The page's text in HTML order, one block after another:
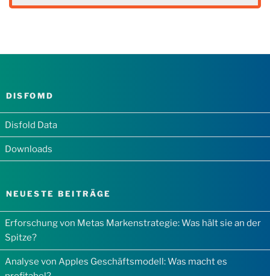
DISFOMD
Disfold Data
Downloads
NEUESTE BEITRÄGE
Erforschung von Metas Markenstrategie: Was hält sie an der
Spitze?
Analyse von Apples Geschäftsmodell: Was macht es